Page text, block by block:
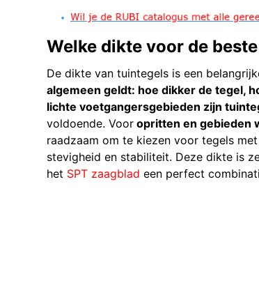
Welke dikte voor de
De dikte van tuintegels is een
algemeen geldt: hoe dikker de tegel,
lichte voetgangersgebieden zijn
voldoende. Voor opritten en gebieden
raadzaam om te kiezen voor tegels met
stevigheid en stabiliteit. Deze dikte is
het SPT zaagblad een perfect